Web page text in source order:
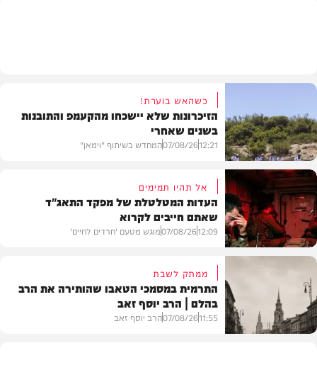
וידאו
כשהאש בוערת!
הזיכרונות שלא יישכחו מהקעמפ והתובנות
בשנים שאחרי
12:21
07/08/26המחדש בשיתוף "וימאן"
דעות
אל תהיו תמימים
העדות המטלטלת של מפקד התאג"ד
שאתם חייבים לקרוא
12:09
07/08/26מוגש מטעם 'חרדים לחיים'
ממתק לשבת
התרמית במסמכי הטאבו שהותירה את הרב
בהלם | הרב יוסף זאב
11:55
07/08/26הרב יוסף זאב